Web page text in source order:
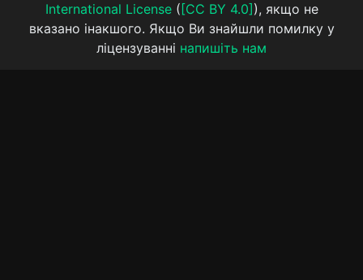
International License( [CC BY 4.0] ), якщо не
вказано інакшого. Якщо Ви знайшли помилку у
ліцензуванні напишіть нам